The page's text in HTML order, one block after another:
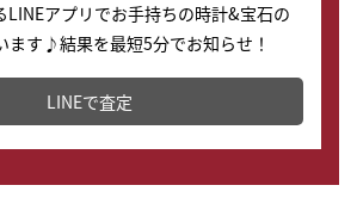
LINEアプリでお手持ちの時計&宝石の
ます♪結果を最短5分でお知らせ！
に査定金額を知ることが出来ます。
LINEで査定